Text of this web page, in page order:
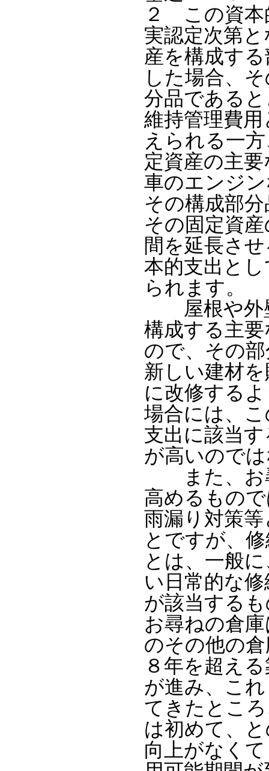
２ この資本
実認定次第
産を構成す
した場合、
分品である
維持管理費
えられる一
定資産の主
車のエンジ
その構成部
その固定資
間を延長さ
本的支出と
られます。
屋根や外
構成する主
ので、その
新しい建材
に改修する
場合には、
支出に該当
が高いので
また、お
高めるもの
雨漏り対策
とですが、
とは、一般
い日常的な
が該当する
お尋ねの倉
のその他の
８年を超え
が進み、こ
てきたとこ
は初めて、
向上がなく